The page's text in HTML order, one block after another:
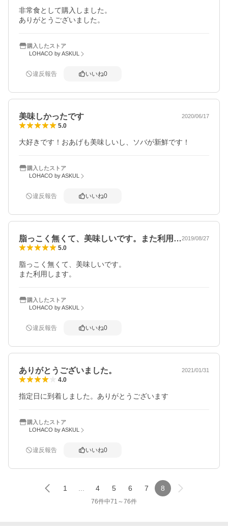
非常食として購入しました。
ありがとうございました。
購入したストア
LOHACO by ASKUL
違反報告 いいね0
美味しかったです 2020/06/17
5.0
大好きです！おあげも美味しいし、ソバが新鮮です！
購入したストア
LOHACO by ASKUL
違反報告 いいね0
脂っこく無くて、美味しいです。また利用…2019/08/27
5.0
脂っこく無くて、美味しいです。
また利用します。
購入したストア
LOHACO by ASKUL
違反報告 いいね0
ありがとうございました。 2021/01/31
4.0
指定日に到着しました。ありがとうございます
購入したストア
LOHACO by ASKUL
違反報告 いいね0
1 4 5 6 7 8
76件中71 ～76件